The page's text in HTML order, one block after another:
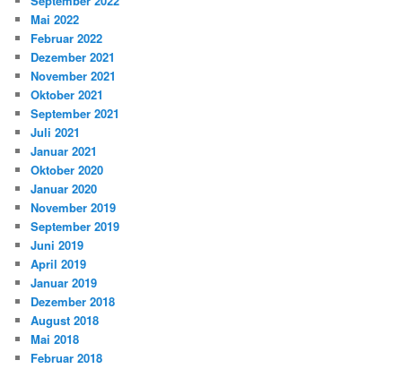
Mai 2022
Februar 2022
Dezember 2021
November 2021
Oktober 2021
September 2021
Juli 2021
Januar 2021
Oktober 2020
Januar 2020
November 2019
September 2019
Juni 2019
April 2019
Januar 2019
Dezember 2018
August 2018
Mai 2018
Februar 2018